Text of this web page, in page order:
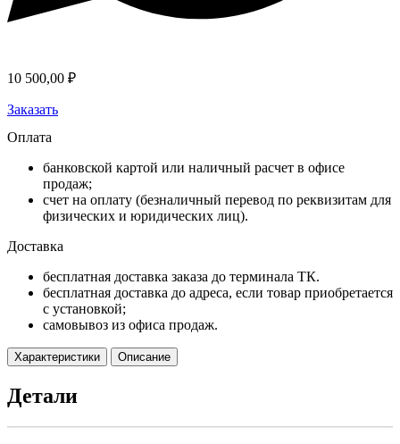
10 500,00 ₽
Заказать
Оплата
банковской картой или наличный расчет в офисе
продаж;
счет на оплату (безналичный перевод по реквизитам для
физических и юридических лиц).
Доставка
бесплатная доставка заказа до терминала ТК.
бесплатная доставка до адреса, если товар приобретается
с установкой;
самовывоз из офиса продаж.
Характеристики Описание
Детали